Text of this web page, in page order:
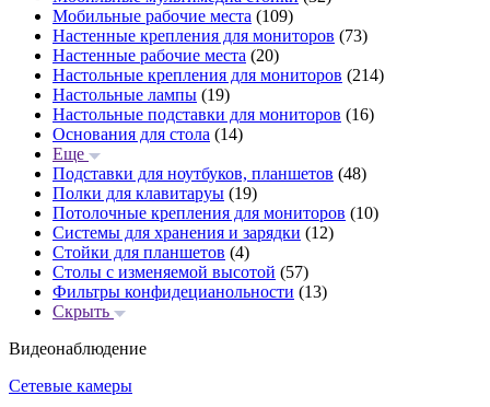
Мобильные рабочие места (109)
Настенные крепления для мониторов (73)
Настенные рабочие места (20)
Настольные крепления для мониторов (214)
Настольные лампы (19)
Настольные подставки для мониторов (16)
Основания для стола (14)
Еще
Подставки для ноутбуков, планшетов (48)
Полки для клавитаруы (19)
Потолочные крепления для мониторов (10)
Системы для хранения и зарядки (12)
Стойки для планшетов (4)
Столы с изменяемой высотой (57)
Фильтры конфидецианольности (13)
Скрыть
Видеонаблюдение
Сетевые камеры